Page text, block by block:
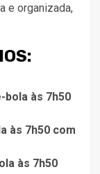
e organizada,
às 7h50
às 7h50 com
às 7h50